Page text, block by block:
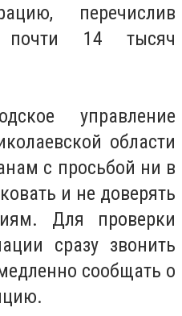
перечислив
почти 14 тысяч
управление
области
с просьбой ни в
и не доверять
Для проверки
сразу звонить
сообщать о